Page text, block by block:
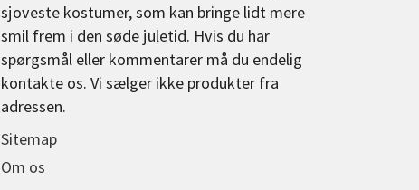
sjoveste kostumer, som kan bringe lidt mere
smil frem i den søde juletid. Hvis du har
spørgsmål eller kommentarer må du endelig
kontakte os. Vi sælger ikke produkter fra
adressen.
Sitemap
Om os